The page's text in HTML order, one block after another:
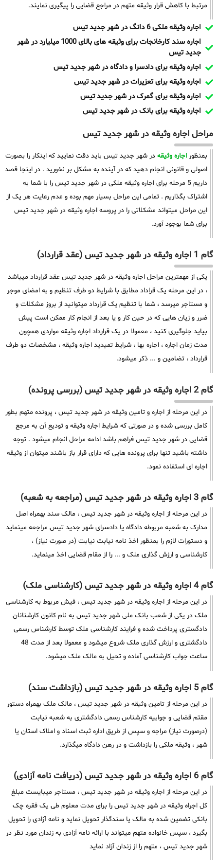
مرتبط با کاهش قرار وثیقه متهم در مراجع قضایی را پیگیری نمایند.
اجاره وثیقه ملکی 6 دانگ در شهر جدید تیس
اجاره سند کارخانجات برای وثیقه های بالای 1000 میلیارد در شهر
جدید تیس
اجاره وثیقه برای دادسرا و دادگاه در شهر جدید تیس
اجاره وثیقه برای تعزیرات در شهر جدید تیس
اجاره وثیقه برای گمرک در شهر جدید تیس
اجاره وثیقه برای بانک در شهر جدید تیس
مراحل اجاره وثیقه در شهر جدید تیس
بمنظور اجاره وثیقه در شهر جدید تیس باید دقت نمایید که اینکار را بصورت
اصولی و قانونی انجام دهید که در آینده به مشکل بر نخورید . در اینجا قصد
داریم 5 مرحله برای اجاره وثیقه ملکی در شهر جدید تیس را با شما به
اشتراک بگذاریم . تمامی این مراحل بسیار مهم بوده و عدم رعایت هر یک از
این مراحل میتواند مشکلاتی را در پروسه اجاره وثیقه در شهر جدید تیس
برای شما بوجود آورد.
گام 1 اجاره وثیقه در شهر جدید تیس (عقد قرارداد)
یکی از مهمترین مراحل اجاره وثیقه در شهر جدید تیس عقد قرارداد میباشد
، در این مرحله یک قراداد مطابق با شرایط دو طرف تنظیم و به امضای موجر
و مستاجر میرسد ، شما با تنظیم یک قرارداد میتوانید از بروز مشکلات و
ضرر و زیان هایی که در حین کار و یا بعد از انجام کار ممکن است پیش
بیاید جلوگیری کنید ، معمولا در یک قرارداد اجاره وثیقه مواردی همچون
مدت زمان اجاره ، اجاره بها ، شرایط تمیدید اجاره وثیقه ، مشخصات دو طرف
قرارداد ، تضامین و ... ذکر میشود.
گام 2 اجاره وثیقه در شهر جدید تیس (بررسی پرونده)
در این مرحله از اجاره و تامین وثیقه در شهر جدید تیس ، پرونده متهم بطور
کامل بررسی شده و در صورتی که شرایط اجاره وثیقه و تودیع آن به مرجع
قضایی در شهر جدید تیس فراهم باشد ادامه مراحل انجام میشود . توجه
داشته باشید تنها برای پرونده هایی که دارای قرار باز باشند میتوان از وثیقه
اجاره ای استفاده نمود.
گام 3 اجاره وثیقه در شهر جدید تیس (مراجعه به شعبه)
در این مرحله از اجاره وثیقه در شهر جدید تیس ، مالک سند بهمراه اصل
مدارک به شعبه مربوطه دادگاه یا دادسرای شهر جدید تیس مراجعه مینماید
و دستورات لازم را بمنظور اخذ نامه نیابت نیابت (در صورت نیاز) ،
کارشناسی و ارزش گذاری ملک و ... را از مقام قضایی اخذ مینماید.
گام 4 اجاره وثیقه در شهر جدید تیس (کارشناسی ملک)
در این مرحله از اجاره وثیقه در شهر جدید تیس ، فیش مربوط به کارشناسی
ملک در یکی از شعب بانک ملی شهر جدید تیس به نام کانون کارشنانان
دادگستری پرداخت شده و فرایند کارشناسی ملک توسط کارشناس رسمی
ساعت جواب کارشناسی آماده و تحیل به مالک ملک میشود.
گام 5 اجاره وثیقه در شهر جدید تیس (بازداشت سند)
در این مرحله از تامین وثیقه در شهر جدید تیس ، مالک ملک بهمراه دستور
مقتم قضایی و جوابیه کارشناس رسمی دادگشتری به شعبه نیابت
(درصورت نیاز) مراجه و سپس از طریق اداره ثبت اسناد و املاک استان یا
شهر ، وثیقه ملکی را بازداشت و در رهن دادگاه میگذارد.
گام 6 اجاره وثیقه در شهر جدید تیس (دریافت نامه آزادی)
در این مرحله از اجاره وثیقه در شهر جدید تیس ، مستاجر میبایست مبلغ
کل اجراه وثیقه در شهر جدید تیس را برای مدت معلوم طی یک فقره چک
بانکی تضمین شده به مالک یا سندگذار تحویل نماید و نامه آزادی را تحویل
بگیرد ، سپس خانواده متهم میتواند با ارائه نامه آزادی به زندان مورد نظر در
شهر جدید تیس ، متهم را از زندان آزاد نماید